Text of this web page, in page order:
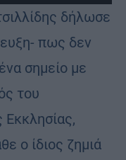
δήλωσε
πως δεν
σημείο με
του
ο ίδιος ζημιά